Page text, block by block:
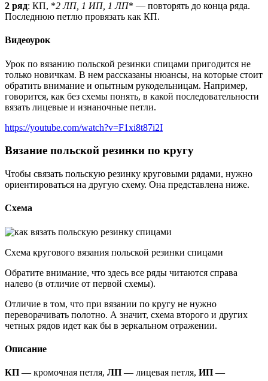
2 ряд: КП, *2 ЛП, 1 ИП, 1 ЛП* — повторять до конца ряда.
Последнюю петлю провязать как КП.
Видеоурок
Урок по вязанию польской резинки спицами пригодится не
только новичкам. В нем рассказаны нюансы, на которые стоит
обратить внимание и опытным рукодельницам. Например,
говорится, как без схемы понять, в какой последовательности
вязать лицевые и изнаночные петли.
https://youtube.com/watch?v=F1xi8t87i2I
Вязание польской резинки по кругу
Чтобы связать польскую резинку круговыми рядами, нужно
ориентироваться на другую схему. Она представлена ниже.
Схема
Схема кругового вязания польской резинки спицами
Обратите внимание, что здесь все ряды читаются справа
налево (в отличие от первой схемы).
Отличие в том, что при вязании по кругу не нужно
переворачивать полотно. А значит, схема второго и других
четных рядов идет как бы в зеркальном отражении.
Описание
КП — кромочная петля, ЛП — лицевая петля, ИП —